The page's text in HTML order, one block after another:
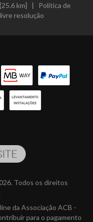
km] | Política de
resolução
Todos os direitos
da Associação ACB -
para o pagamento